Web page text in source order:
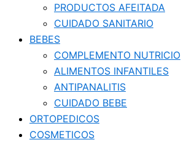
PRODUCTOS AFEITADA
CUIDADO SANITARIO
BEBES
COMPLEMENTO NUTRICIO
ALIMENTOS INFANTILES
ANTIPANALITIS
CUIDADO BEBE
ORTOPEDICOS
COSMETICOS